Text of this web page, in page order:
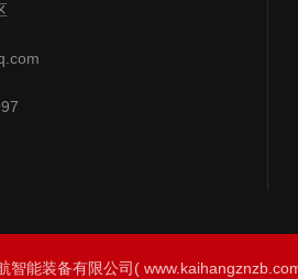
智能装备有限公司(